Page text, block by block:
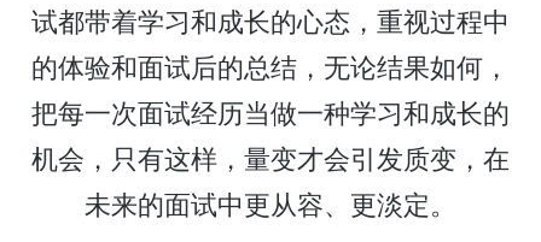
试都带着学习和成长的心态，重视过程中
的体验和面试后的总结，无论结果如何，
把每一次面试经历当做一种学习和成长的
机会，只有这样，量变才会引发质变，在
未来的面试中更从容、更淡定。